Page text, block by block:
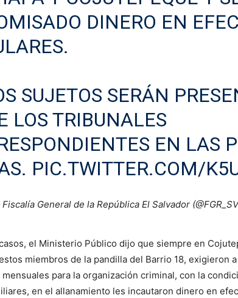
DINERO EN
SUJETOS SERÁN
LOS TRIBUNALES
EN LAS
PIC.TWITTER.COM/
General de la República El Salvador
el Ministerio Público dijo que siempre en
miembros de la pandilla del Barrio 18, exigieron
mensuales para la organización criminal, con la
en el allanamiento les incautaron dinero en